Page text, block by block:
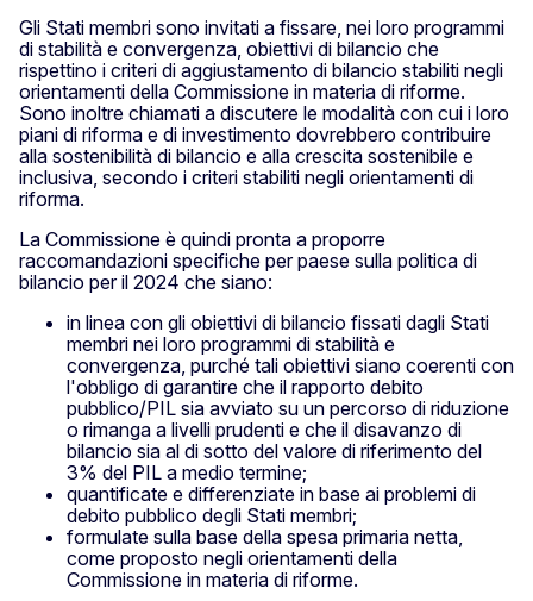
Gli Stati membri sono invitati a fissare, nei loro programmi
di stabilità e convergenza, obiettivi di bilancio che
rispettino i criteri di aggiustamento di bilancio stabiliti negli
orientamenti della Commissione in materia di riforme.
Sono inoltre chiamati a discutere le modalità con cui i loro
piani di riforma e di investimento dovrebbero contribuire
alla sostenibilità di bilancio e alla crescita sostenibile e
inclusiva, secondo i criteri stabiliti negli orientamenti di
riforma.
La Commissione è quindi pronta a proporre
raccomandazioni specifiche per paese sulla politica di
bilancio per il 2024 che siano:
in linea con gli obiettivi di bilancio fissati dagli Stati
membri nei loro programmi di stabilità e
convergenza, purché tali obiettivi siano coerenti con
l'obbligo di garantire che il rapporto debito
pubblico/PIL sia avviato su un percorso di riduzione
o rimanga a livelli prudenti e che il disavanzo di
bilancio sia al di sotto del valore di riferimento del
3% del PIL a medio termine;
quantificate e differenziate in base ai problemi di
debito pubblico degli Stati membri;
formulate sulla base della spesa primaria netta,
come proposto negli orientamenti della
Commissione in materia di riforme.